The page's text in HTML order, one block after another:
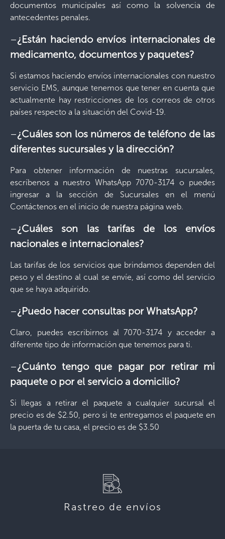
documentos municipales así como la solvencia de
antecedentes penales.
–¿Están haciendo envíos internacionales de
medicamento, documentos y paquetes?
Si estamos haciendo envíos internacionales con nuestro
servicio EMS, aunque tenemos que tener en cuenta que
actualmente hay restricciones de los correos de otros
países respecto a la situación del Covid-19.
–¿Cuáles son los números de teléfono de las
diferentes sucursales y la dirección?
Para obtener información de nuestras sucursales,
escríbenos a nuestro WhatsApp 7070-3174 o puedes
ingresar a la sección de Sucursales en el menú
Contáctenos en el inicio de nuestra página web.
–¿Cuáles son las tarifas de los envíos
nacionales e internacionales?
Las tarifas de los servicios que brindamos dependen del
peso y el destino al cual se envíe, así como del servicio
que se haya adquirido.
–¿Puedo hacer consultas por WhatsApp?
Claro, puedes escribirnos al 7070-3174 y acceder a
diferente tipo de información que tenemos para ti.
–¿Cuánto tengo que pagar por retirar mi
paquete o por el servicio a domicilio?
Si llegas a retirar el paquete a cualquier sucursal el
precio es de $2.50, pero si te entregamos el paquete en
la puerta de tu casa, el precio es de $3.50
Rastreo de envíos